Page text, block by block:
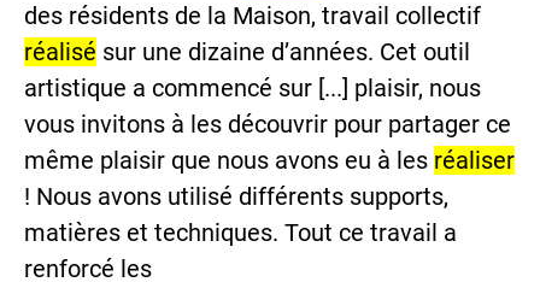
des résidents de la Maison, travail collectif
réalisé sur une dizaine d’années. Cet outil
artistique a commencé sur [...] plaisir, nous
vous invitons à les découvrir pour partager ce
même plaisir que nous avons eu à les réaliser
! Nous avons utilisé différents supports,
matières et techniques. Tout ce travail a
renforcé les